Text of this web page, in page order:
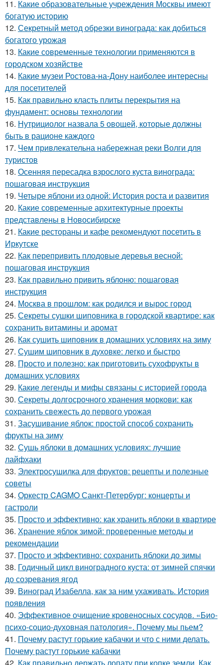
11. Какие образовательные учреждения Москвы имеют
богатую историю
12. Секретный метод обрезки винограда: как добиться
богатого урожая
13. Какие современные технологии применяются в
городском хозяйстве
14. Какие музеи Ростова-на-Дону наиболее интересны
для посетителей
15. Как правильно класть плиты перекрытия на
фундамент: основы технологии
16. Нутрициолог назвала 5 овощей, которые должны
быть в рационе каждого
17. Чем привлекательна набережная реки Волги для
туристов
18. Осенняя пересадка взрослого куста винограда:
пошаговая инструкция
19. Четыре яблони из одной: История роста и развития
20. Какие современные архитектурные проекты
представлены в Новосибирске
21. Какие рестораны и кафе рекомендуют посетить в
Иркутске
22. Как перепривить плодовые деревья весной:
пошаговая инструкция
23. Как правильно привить яблоню: пошаговая
инструкция
24. Москва в прошлом: как родился и вырос город
25. Секреты сушки шиповника в городской квартире: как
сохранить витамины и аромат
26. Как сушить шиповник в домашних условиях на зиму
27. Сушим шиповник в духовке: легко и быстро
28. Просто и полезно: как приготовить сухофрукты в
домашних условиях
29. Какие легенды и мифы связаны с историей города
30. Секреты долгосрочного хранения моркови: как
сохранить свежесть до первого урожая
31. Засушивание яблок: простой способ сохранить
фрукты на зиму
32. Сушь яблоки в домашних условиях: лучшие
лайфхаки
33. Электросушилка для фруктов: рецепты и полезные
советы
34. Оркестр CAGMO Санкт-Петербург: концерты и
гастроли
35. Просто и эффективно: как хранить яблоки в квартире
36. Хранение яблок зимой: проверенные методы и
рекомендации
37. Просто и эффективно: сохранить яблоки до зимы
38. Годичный цикл виноградного куста: от зимней спячки
до созревания ягод
39. Виноград Изабелла, как за ним ухаживать. История
появления
40. Эффективное очищение кровеносных сосудов. «Био-
психо-социо-духовная патология». Почему мы пьем?
41. Почему растут горькие кабачки и что с ними делать.
Почему растут горькие кабачки